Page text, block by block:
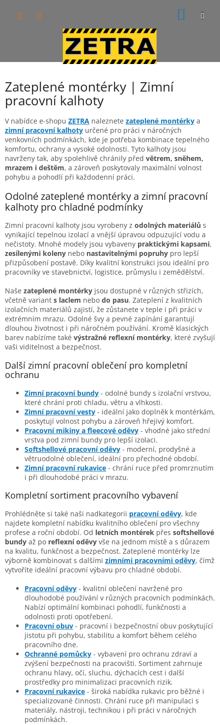
Zateplené montérky | Zimní
pracovní kalhoty
V nabídce e-shopu ZETRA naleznete zateplené montérky a
zimní pracovní kalhoty určené pro práci v náročných
venkovních podmínkách, kde je potřeba kombinace tepelného
komfortu, ochrany a vysoké odolnosti. Tyto kalhoty jsou
navrženy tak, aby spolehlivě chránily před větrem, sněhem,
mrazem i deštěm, a zároveň poskytovaly maximální volnost
pohybu a pohodlí při každodenní práci.
Odolné zateplené montérky a zimní pracovní
kalhoty pro chladné podmínky
Zimní pracovní kalhoty jsou vyrobeny z odolných materiálů s
vynikající tepelnou izolací a vnější úpravou odpuzující vodu a
nečistoty. Mnohé modely jsou vybaveny praktickými kapsami,
zesílenými koleny nebo nastavitelnými popruhy pro lepší
přizpůsobení postavě. Díky kvalitní konstrukci jsou ideální pro
pracovníky ve stavebnictví, logistice, průmyslu i zemědělství.
Naše zateplené montérky jsou dostupné v různých střizích,
včetně variant s laclem nebo do pasu. Zateplení z kvalitních
izolačních materiálů zajistí, že zůstanete v teple i při práci v
extrémním mrazu. Odolné švy a pevné zapínání garantují
dlouhou životnost i při náročném používání. Kromě klasických
barev nabízíme také výstražné reflexní montérky, které zvyšují
vaši viditelnost a bezpečnost.
Další zimní pracovní oblečení pro kompletní
ochranu
Zimní pracovní bundy - odolné bundy s izolační vrstvou,
které chrání proti chladu, větru a vlhkosti.
Zimní pracovní vesty - ideální jako doplněk k montérkám,
poskytují volnost pohybu a zároveň hřejivý komfort.
Pracovní mikiny a fleecové oděvy - vhodné jako střední
vrstva pod zimní bundy pro lepší izolaci.
Softshellové pracovní oděvy - moderní, prodyšné a
větruodolné oblečení, ideální pro přechodné období.
Zimní pracovní rukavice - chrání ruce před promrznutím
i při dlouhodobé práci v mrazu.
Kompletní sortiment pracovního vybavení
Prohlédněte si také naši nadkategorii pracovní oděvy, kde
najdete kompletní nabídku kvalitního oblečení pro všechny
profese a roční období. Od letních montérek přes softshellové
bundy až po reflexní oděvy vše na jednom místě a s důrazem
na kvalitu, funkčnost a bezpečnost. Zateplené montérky lze
výborně kombinovat s dalšími zimními pracovními oděvy, čímž
vytvoříte ideální pracovní výbavu pro chladné období.
Pracovní oděvy - kvalitní oblečení navržené pro
dlouhodobé používání v různých pracovních podmínkách.
Nabízí optimální kombinaci pohodlí, funkčnosti a
odolnosti proti opotřebení.
Pracovní obuv - pracovní i bezpečnostní obuv poskytující
jistotu při pohybu, stabilitu a komfort během celého
pracovního dne.
Ochranné pomůcky - vybavení pro ochranu zdraví a
zvýšení bezpečnosti na pracovišti. Sortiment zahrnuje
ochranu hlavy, očí, sluchu, dýchacích cest i další
prostředky pro minimalizaci pracovních rizik.
Pracovní rukavice - široká nabídka rukavic pro běžné i
specializované činnosti. Chrání ruce při manipulaci s
materiály, nástroji, technikou i při práci v náročných
podmínkách.